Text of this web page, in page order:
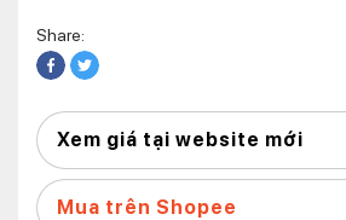
Share:
Xem giá tại website mới
Mua trên Shopee